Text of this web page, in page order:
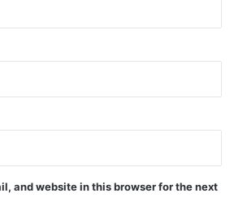
and website in this browser for the next